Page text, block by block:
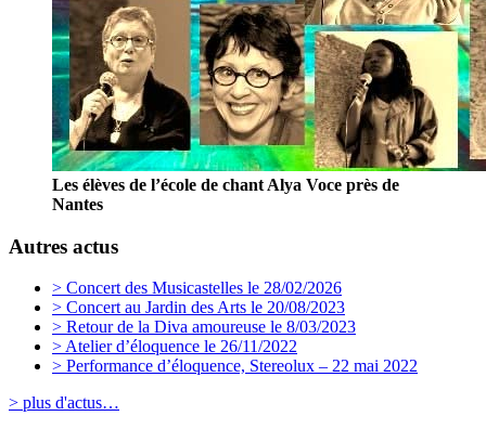
Les élèves de l’école de chant Alya Voce près de
Nantes
Autres actus
> Concert des Musicastelles le 28/02/2026
> Concert au Jardin des Arts le 20/08/2023
> Retour de la Diva amoureuse le 8/03/2023
> Atelier d’éloquence le 26/11/2022
> Performance d’éloquence, Stereolux – 22 mai 2022
> plus d'actus…